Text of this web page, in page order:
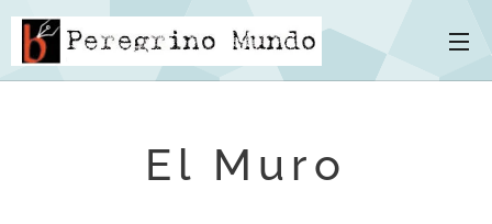
El Muro